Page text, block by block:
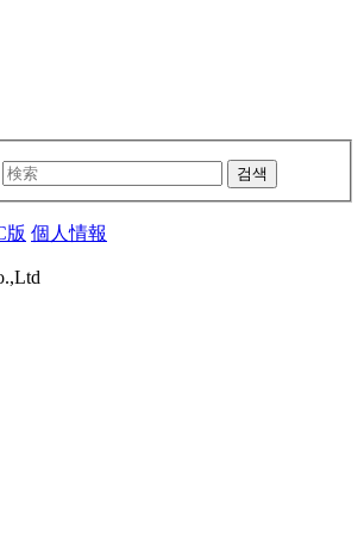
검색
版 個人情報